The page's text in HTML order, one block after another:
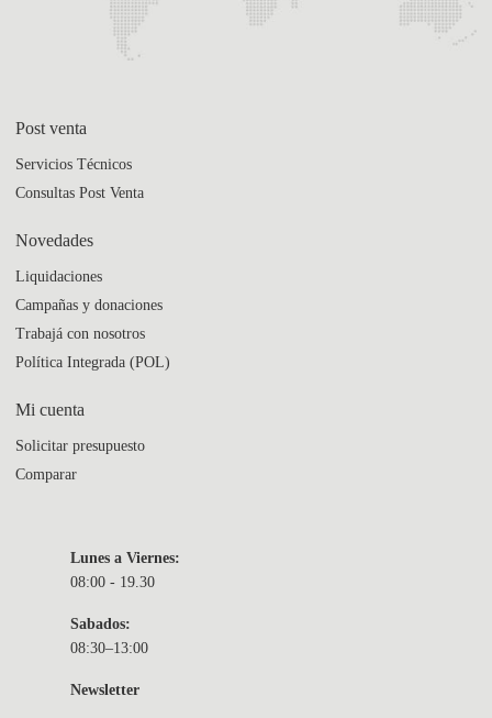
Post venta
Servicios Técnicos
Consultas Post Venta
Novedades
Liquidaciones
Campañas y donaciones
Trabajá con nosotros
Política Integrada (POL)
Mi cuenta
Solicitar presupuesto
Comparar
Lunes a Viernes:
08:00 - 19.30
Sabados:
08:30–13:00
Newsletter